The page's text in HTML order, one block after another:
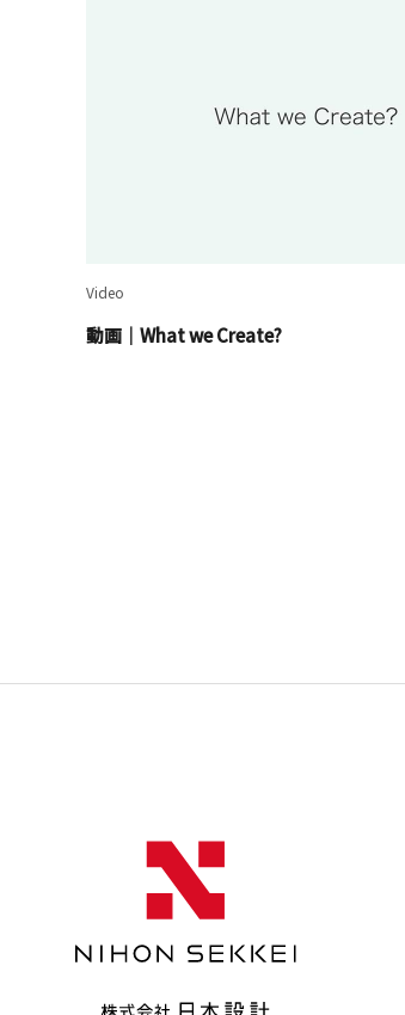
Video
動画｜What we Create?